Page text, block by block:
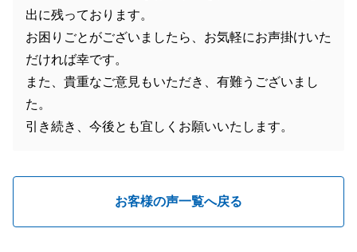
出に残っております。
お困りごとがございましたら、お気軽にお声掛けいた
だければ幸です。
また、貴重なご意見もいただき、有難うございまし
た。
引き続き、今後とも宜しくお願いいたします。
お客様の声一覧へ戻る